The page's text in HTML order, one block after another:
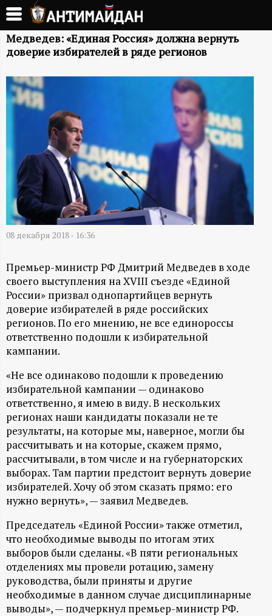
Перейти
основному
содержанию
А
Т
М
А
Й
Д
А
Н
-
и
н
ф
о
р
м
а
ц
и
Медведев: «Единая Россия» должна вернуть
доверие избирателей в ряде регионов
08 декабря 2018 - 16:36
Премьер-министр РФ Дмитрий Медведев в ходе
своего выступления на XVIII съезде «Единой
России» призвал однопартийцев вернуть
доверие избирателей в ряде российских
регионов. По его мнению, не все единороссы
ответственно подошли к избирательной
кампании.
«Не все одинаково подошли к проведению
избирательной кампании — одинаково
ответственно, я имею в виду. В нескольких
регионах наши кандидаты показали не те
результаты, на которые мы, наверное, могли бы
рассчитывать и на которые, скажем прямо,
рассчитывали, в том числе и на губернаторских
выборах. Там партии предстоит вернуть доверие
избирателей. Хочу об этом сказать прямо: его
нужно вернуть», — заявил Медведев.
Председатель «Единой России» также отметил,
что необходимые выводы по итогам этих
выборов были сделаны. «В пяти региональных
отделениях мы провели ротацию, замену
руководства, были приняты и другие
необходимые в данном случае дисциплинарные
выводы», — подчеркнул премьер-министр РФ.